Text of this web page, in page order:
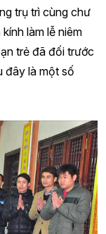
trụ trì cùng chư
làm lễ niêm
trẻ đã đối trước
đây là một số